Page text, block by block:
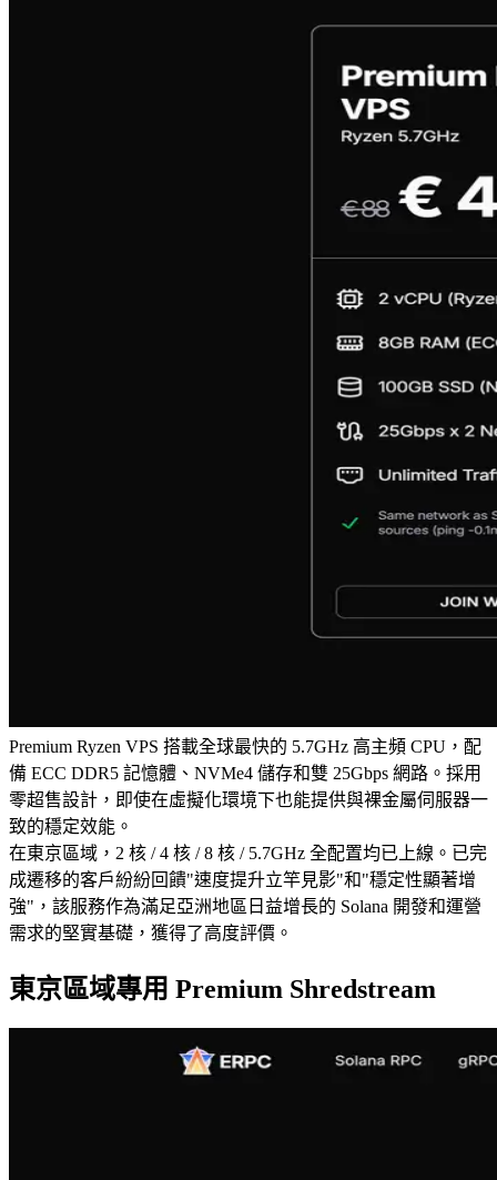
Premium Ryzen VPS 搭載全球最快的 5.7GHz 高主頻 CPU，配
備 ECC DDR5 記憶體、NVMe4 儲存和雙 25Gbps 網路。採用
零超售設計，即使在虛擬化環境下也能提供與裸金屬伺服器一
致的穩定效能。
在東京區域，2 核 / 4 核 / 8 核 / 5.7GHz 全配置均已上線。已完
成遷移的客戶紛紛回饋"速度提升立竿見影"和"穩定性顯著增
強"，該服務作為滿足亞洲地區日益增長的 Solana 開發和運營
需求的堅實基礎，獲得了高度評價。
東京區域專用 Premium Shredstream